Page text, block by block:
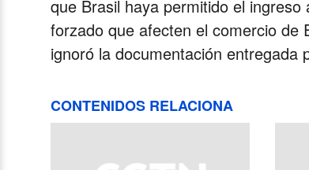
que Brasil haya permitido el
forzado que afecten el comercio de
ignoró la documentación entregada
CONTENIDOS RELACIONA